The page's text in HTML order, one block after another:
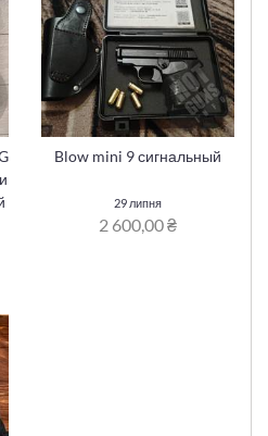
Blow mini 9 сигнальный
29 липня
2 600,00 ₴